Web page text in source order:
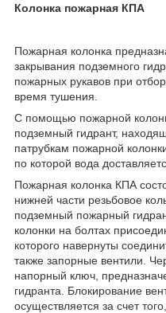
Колонка пожарная КПА
Пожарная колонка
закрывания подземного
пожарных рукавов при
время тушения.
С помощью пожарной
подземный гидрант,
патрубкам пожарной
по которой вода
Пожарная колонка КПА
нижней части резьбовое
подземный пожарный
колонки на болтах
которого навернуты
также запорные вентили.
напорный ключ,
гидранта. Блокирование
осуществляется за счет